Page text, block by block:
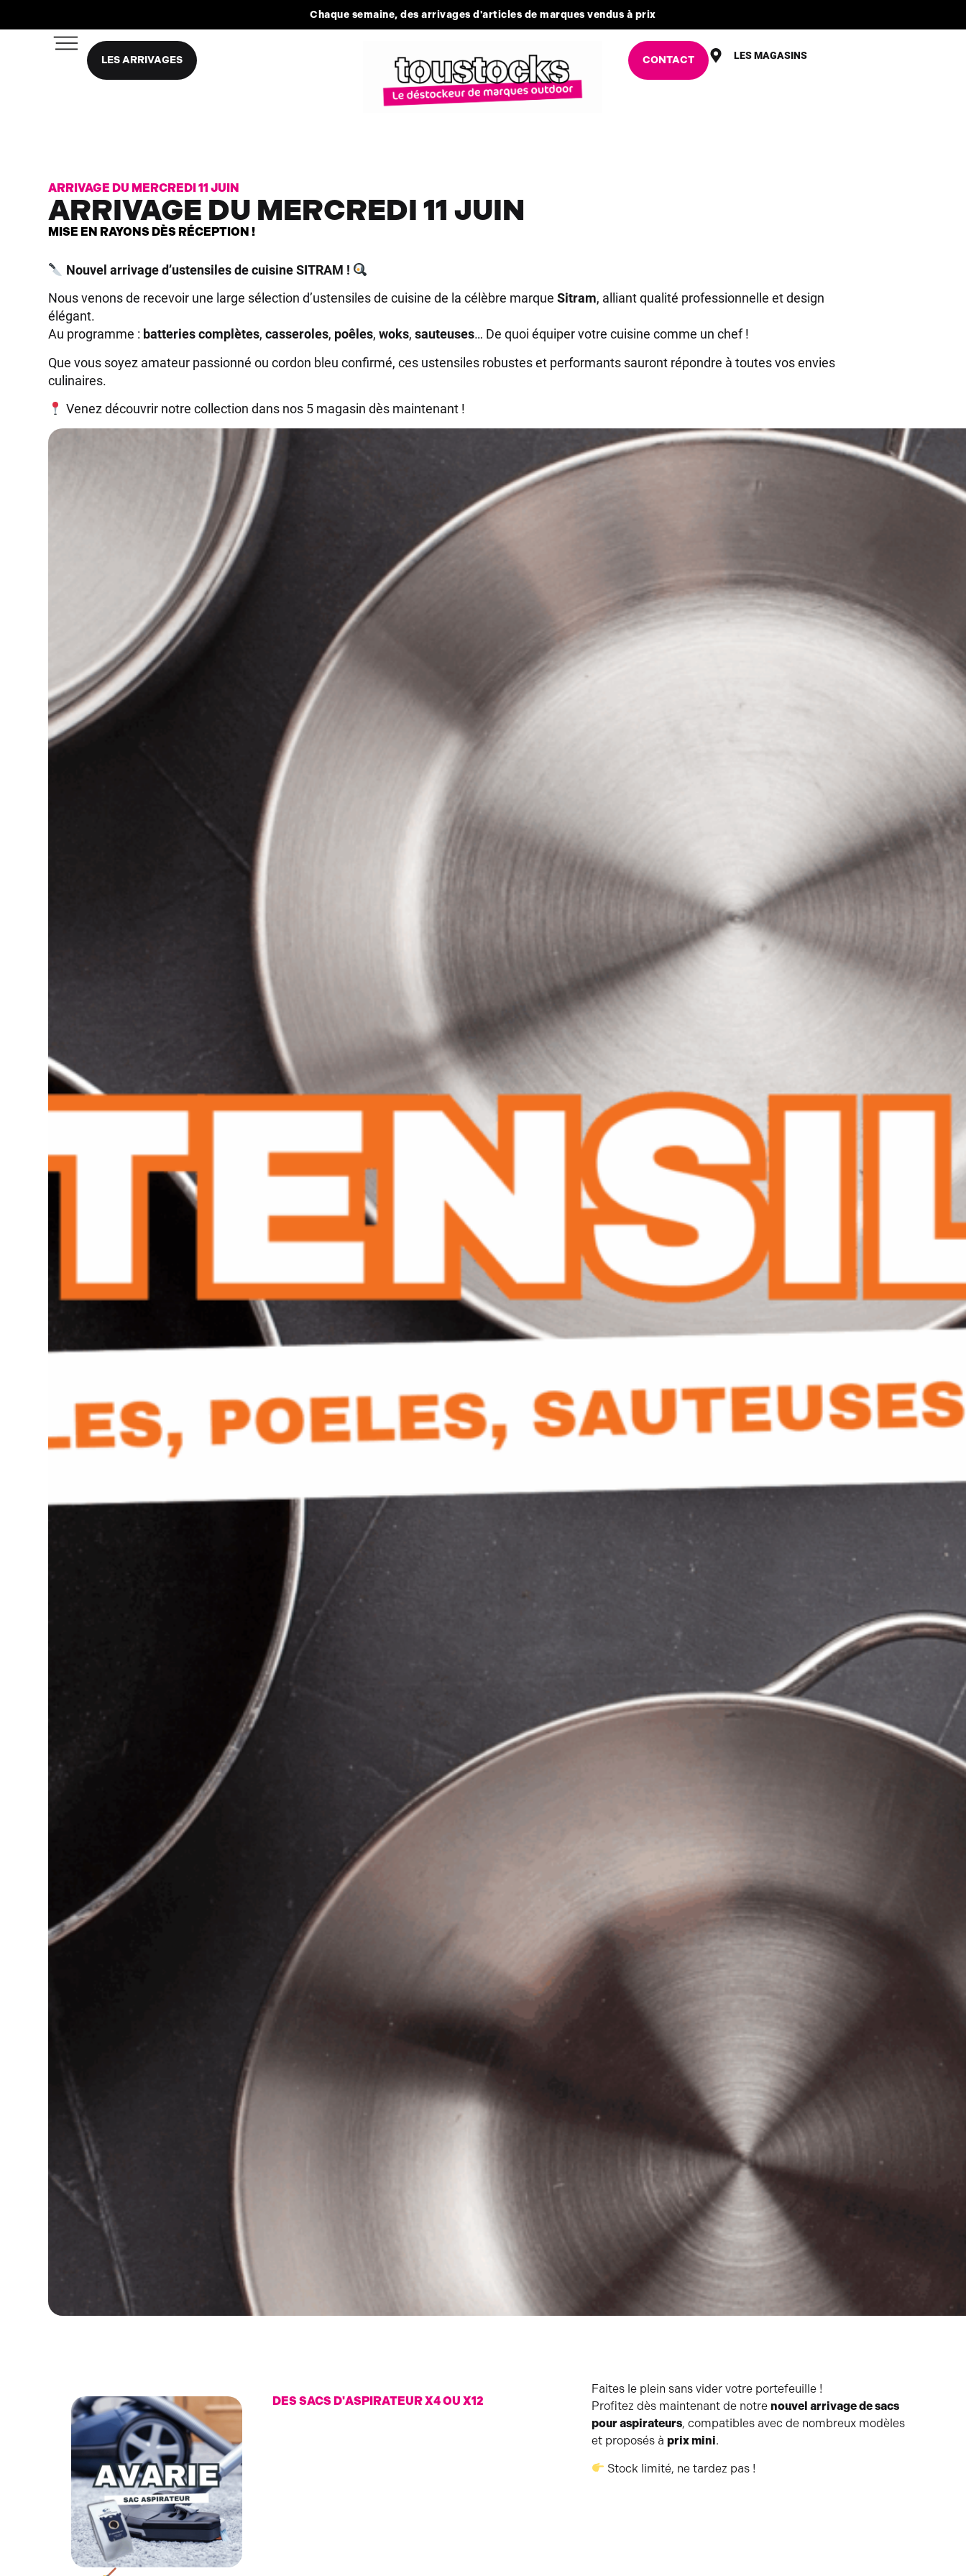
Chaque semaine, des arrivages d'articles de marques vendus à prix
LES ARRIVAGES CONTACT LES MAGASINS
ARRIVAGE DU MERCREDI 11 JUIN
ARRIVAGE DU MERCREDI 11 JUIN
MISE EN RAYONS DÈS RÉCEPTION !
Nouvel arrivage d’ustensiles de cuisine SITRAM !
Nous venons de recevoir une large sélection d’ustensiles de cuisine de la célèbre marqueSitram, alliant qualité professionnelle et design
élégant.
Au programme : batteries complètes,casseroles, poêles,woks,sauteuses… De quoi équiper votre cuisine comme un chef !
Que vous soyez amateur passionné ou cordon bleu confirmé, ces ustensiles robustes et performants sauront répondre à toutes vos envies
culinaires.
Venez découvrir notre collection dans nos 5 magasin dès maintenant !
DES SACS D'ASPIRATEUR X4 OU X12
Faites le plein sans vider votre portefeuille !
Profitez dès maintenant de notre nouvel arrivage de sacs
pour aspirateurs, compatibles avec de nombreux modèles
et proposés à prix mini.
Stock limité, ne tardez pas !